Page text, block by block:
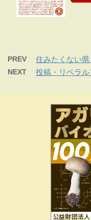
PREV 住みたくない
NEXT 投稿・リベラ